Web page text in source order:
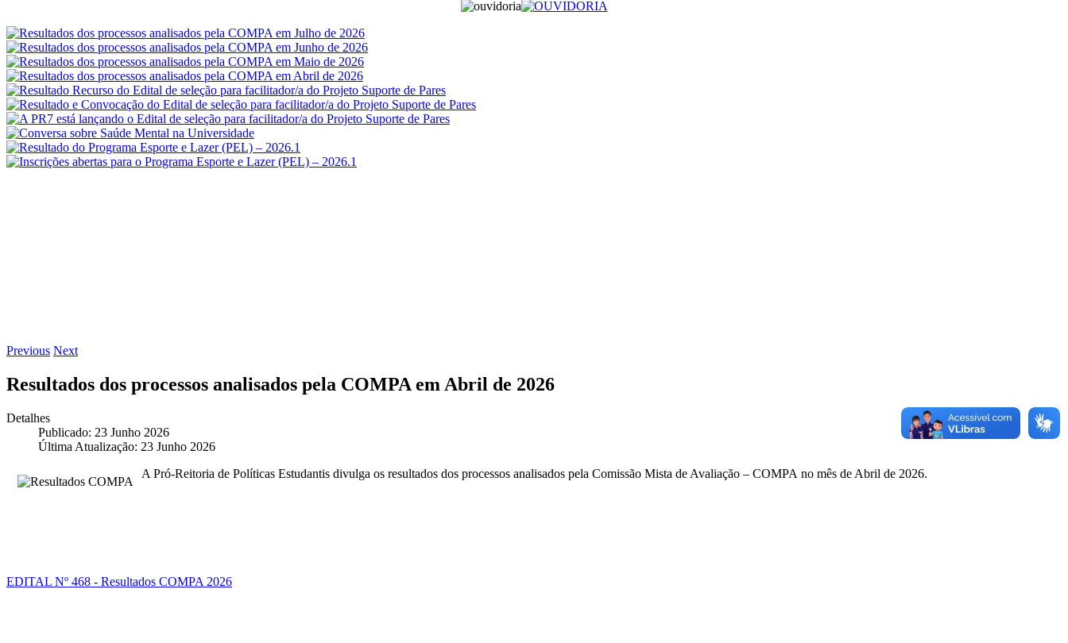
Previous Next
Resultados dos processos analisados pela COMPA em Abril de 2026
Detalhes
Publicado: 23 Junho 2026
Última Atualização: 23 Junho 2026
A Pró-Reitoria de Políticas Estudantis divulga os resultados dos processos analisados pela Comissão Mista de Avaliação – COMPA no mês de Abril de 2026.
EDITAL Nº 468 - Resultados COMPA 2026